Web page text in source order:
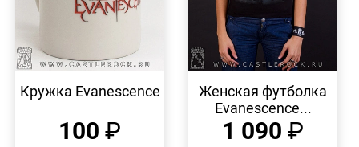
ПРОСМОТР
Кружка Evanescence
100 ₽
ПРОСМОТР
Женская футболка
Evanescence...
1 090 ₽